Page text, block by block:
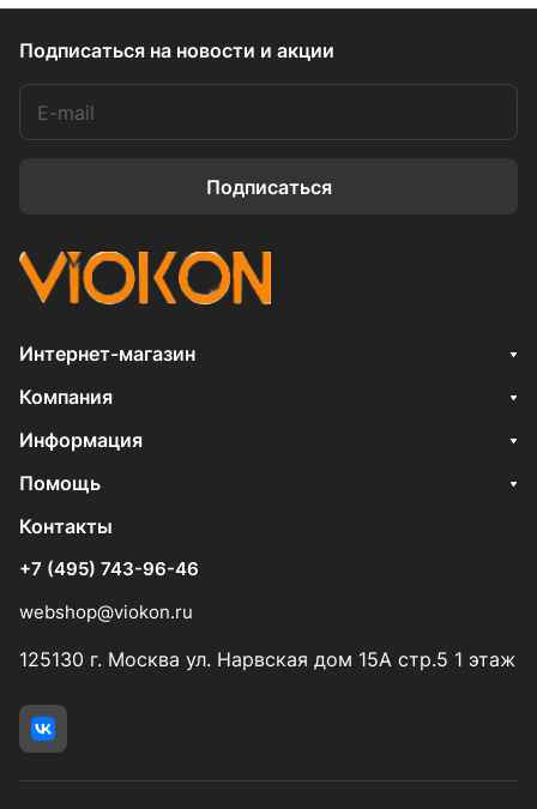
Подписаться на новости и акции
Подписаться
Интернет-магазин
Компания
Информация
Помощь
Контакты
+7 (495) 743-96-46
webshop@viokon.ru
125130 г. Москва ул. Нарвская дом 15А стр.5 1 этаж